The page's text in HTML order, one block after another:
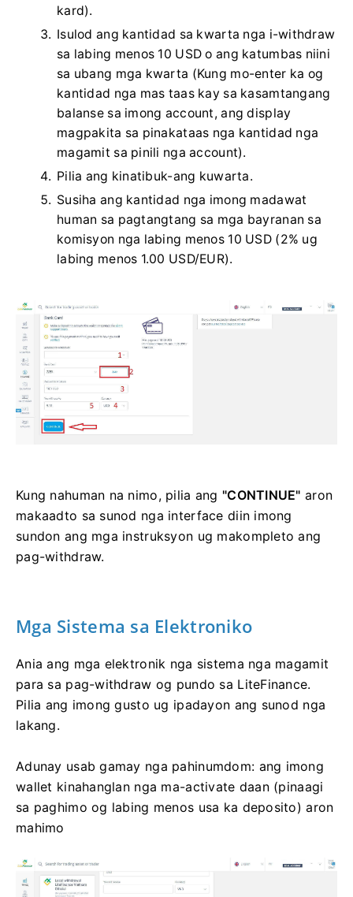
kard).
Isulod ang kantidad sa kwarta nga i-withdraw
sa labing menos 10 USD o ang katumbas niini
sa ubang mga kwarta (Kung mo-enter ka og
kantidad nga mas taas kay sa kasamtangang
balanse sa imong account, ang display
magpakita sa pinakataas nga kantidad nga
magamit sa pinili nga account).
Pilia ang kinatibuk-ang kuwarta.
Susiha ang kantidad nga imong madawat
human sa pagtangtang sa mga bayranan sa
komisyon nga labing menos 10 USD (2% ug
labing menos 1.00 USD/EUR).
Kung nahuman na nimo, pilia ang "CONTINUE" aron
makaadto sa sunod nga interface diin imong
sundon ang mga instruksyon ug makompleto ang
pag-withdraw.
Mga Sistema sa Elektroniko
Ania ang mga elektronik nga sistema nga magamit
para sa pag-withdraw og pundo sa LiteFinance.
Pilia ang imong gusto ug ipadayon ang sunod nga
lakang.
Adunay usab gamay nga pahinumdom: ang imong
wallet kinahanglan nga ma-activate daan (pinaagi
sa paghimo og labing menos usa ka deposito) aron
mahimo